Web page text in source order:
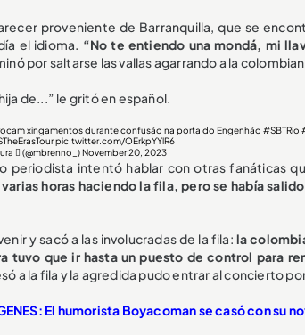
proveniente de Barranquilla, que se
el idioma. “No te entiendo una mondá, mi
por saltarse las vallas agarrando a la
de...” le gritó en español.
xingamentos durante confusão na porta do Engenhão #SBTRio
pic.twitter.com/OErkpYYlR6
 (@mbrenno_)November 20, 2023
periodista intentó hablar con otras fanáticas
horas haciendo la fila, pero se había
y sacó a las involucradas de la fila: la
tuvo que ir hasta un puesto de control para
a la fila y la agredida pudo entrar al concierto
El humorista Boyacoman se casó con su